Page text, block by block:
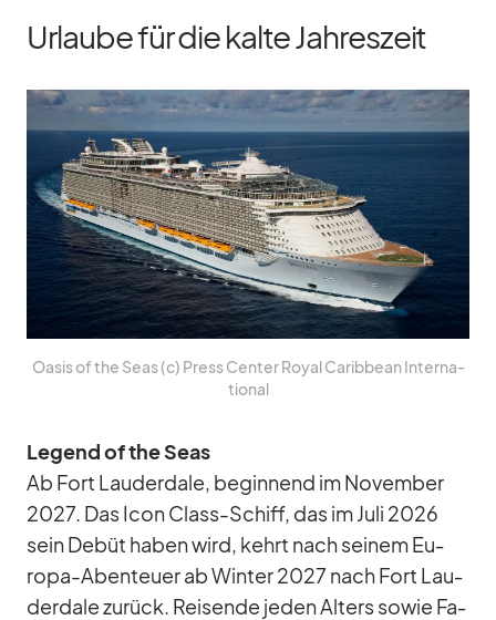
Urlaube für die kalte Jahreszeit
Oa­sis of the Seas (c) Press Cen­ter Royal Ca­rib­bean In­ter­na­
tio­nal
Le­gend of the Seas
Ab Fort Lau­derd­ale, be­gin­nend im No­vem­ber
2027. Das Icon Class-Schiff, das im Juli 2026
sein De­büt ha­ben wird, kehrt nach sei­nem Eu­
ropa-Aben­teuer ab Win­ter 2027 nach Fort Lau­
derd­ale zu­rück. Rei­sende je­den Al­ters so­wie Fa­